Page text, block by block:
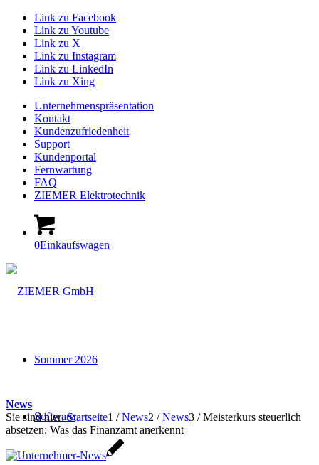
Link zu Facebook
Link zu Youtube
Link zu X
Link zu Instagram
Link zu LinkedIn
Link zu Xing
Unternehmenspräsentation
Kontakt
Kundenzufriedenheit
Support
Kundenportal
Fernwartung
FAQ
ZIEMER Elektrotechnik
0Einkaufswagen
Sommer 2026
Software
News
Sie sind hier: Startseite1 / News2 / News3 / Meisterkurs steuerlich
absetzen: Was das Finanzamt anerkennt